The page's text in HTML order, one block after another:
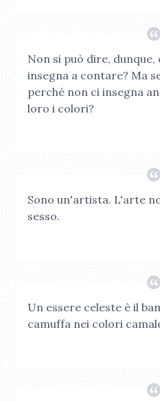
Non si può dire,
insegna a contare? Ma
perché non ci insegna
loro i colori?
Sono un'artista. L'arte
sesso.
Un essere celeste è il
camuffa nei colori